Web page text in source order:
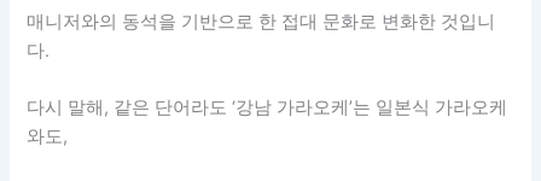
매니저와의 동석을 기반으로 한 접대 문화로 변화한 것입니
다.
다시 말해, 같은 단어라도 ‘강남 가라오케’는 일본식 가라오케
와도,